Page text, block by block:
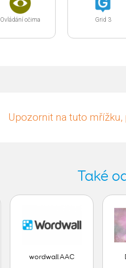
Ovládání očima Grid 3
Upozornit na tuto
Také
wordwall AAC